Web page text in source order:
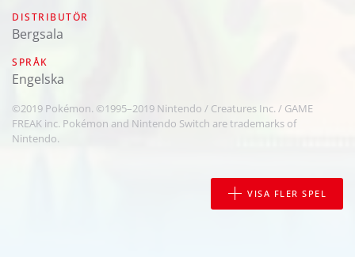
DISTRIBUTÖR
Bergsala
SPRÅK
engelska
©2019 Pokémon. ©1995–2019 Nintendo / Creatures Inc. / GAME
FREAK inc. Pokémon and Nintendo Switch are trademarks of
Nintendo.
VISA FLER SPEL